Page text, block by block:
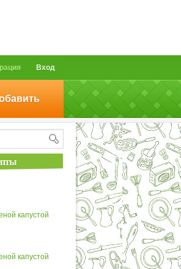
Вход
капустой
капустой